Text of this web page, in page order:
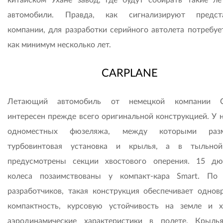
автомобили. Правда, как сигнализируют
компании, для разработки серийного автолета
как минимум несколько лет.
CARPLANE
Летающий автомобиль от немецкой компании
интересен прежде всего оригинальной конструкцией. У
одноместных фюзеляжа, между которыми
турбовинтовая установка и крылья, а в
предусмотрены секции хвостового оперения. 15
колеса позаимствованы у компакт-кара Smart. По
разработчиков, такая конструкция обеспечивает
компактность, курсовую устойчивость на земле и
аэродинамические характеристики в полете.